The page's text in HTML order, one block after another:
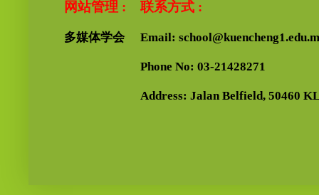
网站管理 :
多媒体学会
联系方式 :
Email:
Phone No: 03-21428271
Address: Jalan Belfield, 50460